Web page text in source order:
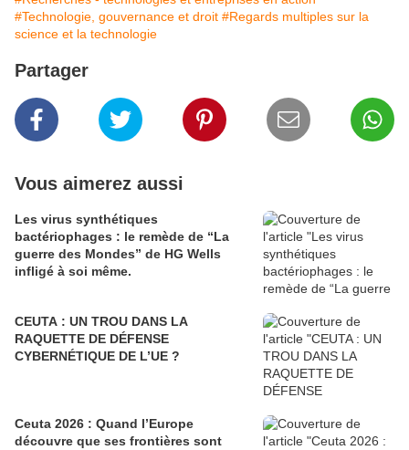
#Technologie, gouvernance et droit #Regards multiples sur la
science et la technologie
Partager
Vous aimerez aussi
Les virus synthétiques
bactériophages : le remède de “La
guerre des Mondes” de HG Wells
infligé à soi même.
CEUTA : UN TROU DANS LA
RAQUETTE DE DÉFENSE
CYBERNÉTIQUE DE L’UE ?
Ceuta 2026 : Quand l’Europe
découvre que ses frontières sont